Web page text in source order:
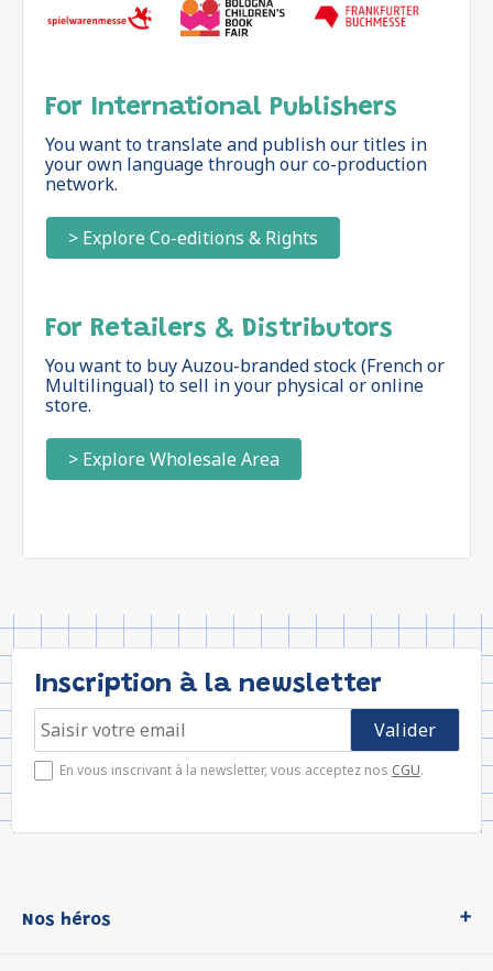
For International Publishers
You want to translate and publish our titles in
your own language through our co-production
network.
> Explore Co-editions & Rights
For Retailers & Distributors
You want to buy Auzou-branded stock (French or
Multilingual) to sell in your physical or online
store.
> Explore Wholesale Area
Inscription à la newsletter
En vous inscrivant à la newsletter, vous acceptez nos CGU.
Nos héros